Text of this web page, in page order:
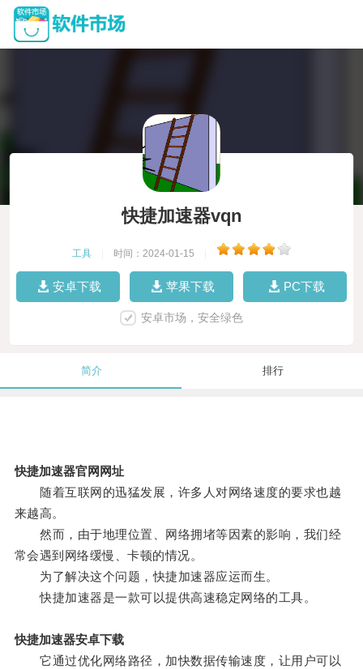
快捷加速器vqn
工具 时间：2024-01-15
安卓下载 苹果下载 PC下载
安卓市场，安全绿色
简介 排行
快捷加速器官网网址
随着互联网的迅猛发展，许多人对网络速度的要求也越
来越高。
然而，由于地理位置、网络拥堵等因素的影响，我们经
常会遇到网络缓慢、卡顿的情况。
为了解决这个问题，快捷加速器应运而生。
快捷加速器是一款可以提供高速稳定网络的工具。
快捷加速器安卓下载
它通过优化网络路径，加快数据传输速度，让用户可以